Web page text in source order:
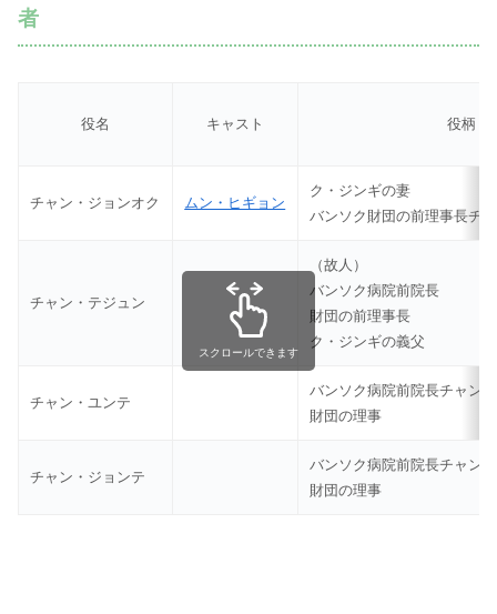
者
役名 キャスト 役柄
チャン・ジョンオク ムン・ヒギョン
ク・ジンギの妻
バンソク財団の前理事長チ
チャン・テジュン
（故人）
バンソク病院前院長
財団の前理事長
ク・ジンギの義父
チャン・ユンテ
バンソク病院前院長チャン
財団の理事
チャン・ジョンテ
バンソク病院前院長チャン
財団の理事
スクロールできます